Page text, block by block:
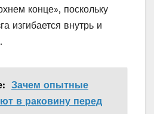
конце», поскольку
изгибается внутрь и
Зачем опытные
в раковину перед